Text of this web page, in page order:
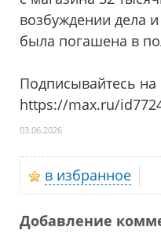
возбуждении дела
была погашена в
Подписывайтесь
https://max.ru/
03.06.2026
в избранное
Добавление